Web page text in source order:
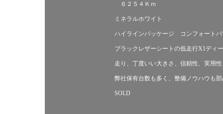
６２５４Ｋｍ
ミネラルホワイト
ハイラインパッケージ コンフォートパ
ブラックレザーシートの低走行X1ディ
走り、丁度いい大きさ、信頼性、実用
弊社保有台数も多く、整備ノウハウも
SOLD